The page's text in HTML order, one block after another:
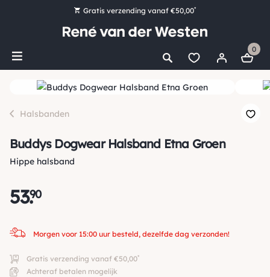
Gratis verzending vanaf €50,00*
Bestel nu, betaal later met Klarna
Ruim 16.000 artikelen op voorraad
0
Halsbanden
Buddys Dogwear Halsband Etna Groen
Hippe halsband
53.
90
Morgen voor 15:00 uur besteld, dezelfde dag verzonden!
Gratis verzending vanaf €50,00*
Achteraf betalen mogelijk